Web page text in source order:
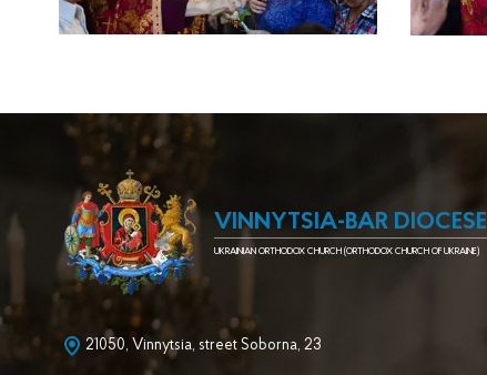
VINNYTSIA-BAR DIOCESE
UKRAINIAN ORTHODOX CHURCH (ORTHODOX CHURCH OF UKRAINE)
21050, Vinnytsia, street Soborna, 23